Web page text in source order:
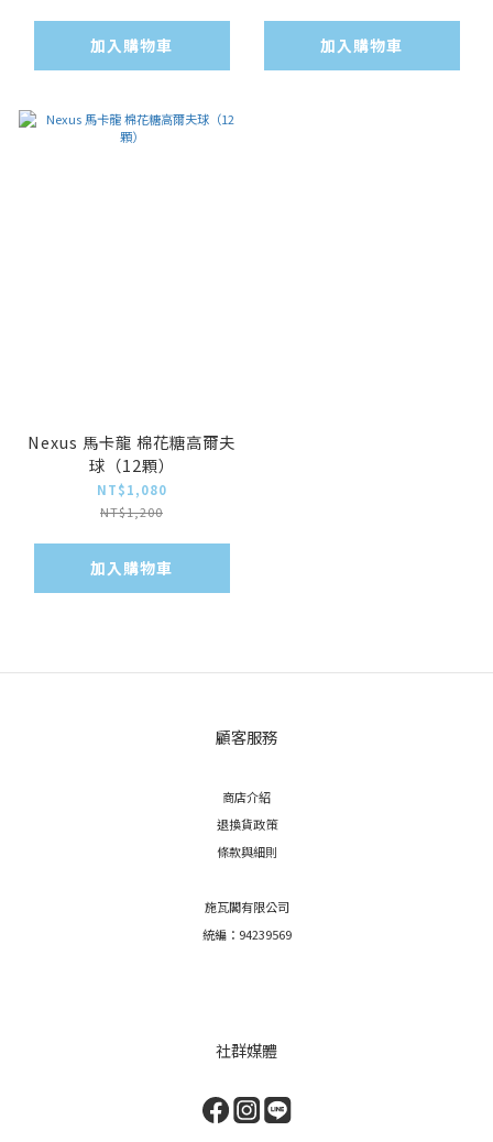
加入購物車 加入購物車
Nexus 馬卡龍 棉花糖高爾夫
球（12顆）
NT$1,080
NT$1,200
加入購物車
顧客服務
商店介紹
退換貨政策
條款與細則
施瓦閣有限公司
統編：94239569
社群媒體